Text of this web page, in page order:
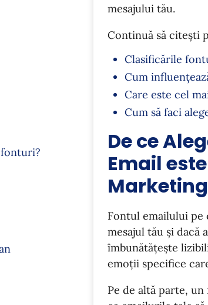
mesajului tău.
Continuă să citești
Clasificările
Cum
Care este cel
Cum să faci
De ce
Email
Marketing
Fontul emailului pe
mesajul tău și dacă
îmbunătățește
emoții specifice
Pe de altă parte,